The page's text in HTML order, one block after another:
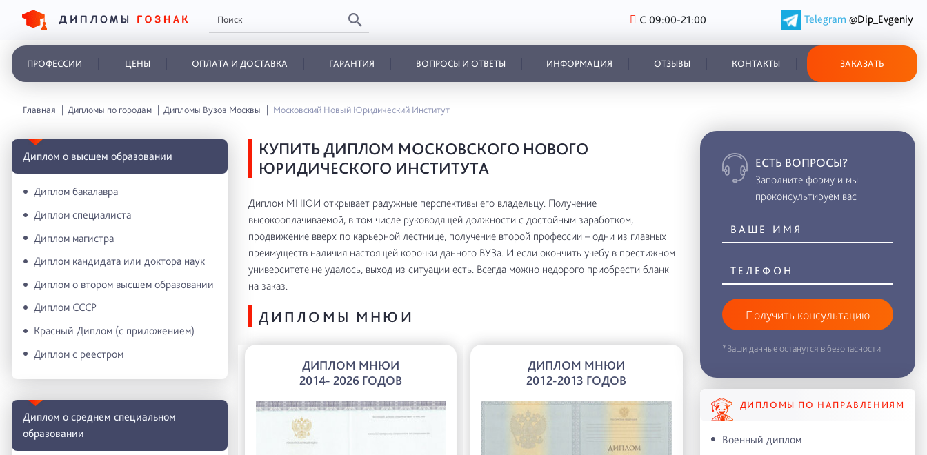
С 09:00-21:00 Telegram @Dip_Evgeniy
ПРОФЕССИИ ЦЕНЫ ОПЛАТА И ДОСТАВКА ГАРАНТИЯ ВОПРОСЫ И ОТВЕТЫ ИНФОРМАЦИЯ ОТЗЫВЫ КОНТАКТЫ ЗАКАЗАТЬ
Главная Дипломы по городам Дипломы Вузов Москвы Московский Новый Юридический Институт
Диплом о высшем образовании
Диплом бакалавра
Диплом специалиста
Диплом магистра
Диплом кандидата или доктора наук
Диплом о втором высшем образовании
Диплом СССР
Красный Диплом (с приложением)
Диплом с реестром
Диплом о среднем специальном
образовании
КУПИТЬ ДИПЛОМ МОСКОВСКОГО НОВОГО
ЮРИДИЧЕСКОГО ИНСТИТУТА
Диплом МНЮИ открывает радужные перспективы его владельцу. Получение
высокооплачиваемой, в том числе руководящей должности с достойным заработком,
продвижение вверх по карьерной лестнице, получение второй профессии – одни из главных
преимуществ наличия настоящей корочки данного ВУЗа. И если окончить учебу в престижном
университете не удалось, выход из ситуации есть. Всегда можно недорого приобрести бланк
на заказ.
ДИПЛОМЫ МНЮИ
ДИПЛОМ МНЮИ
2014- 2026 ГОДОВ
ДИПЛОМ МНЮИ
2012-2013 ГОДОВ
ЕСТЬ ВОПРОСЫ?
Заполните форму и мы
проконсультируем вас
Получить консультацию
*Ваши данные останутся в безопасности
ДИПЛОМЫ ПО НАПРАВЛЕНИЯМ
Военный диплом